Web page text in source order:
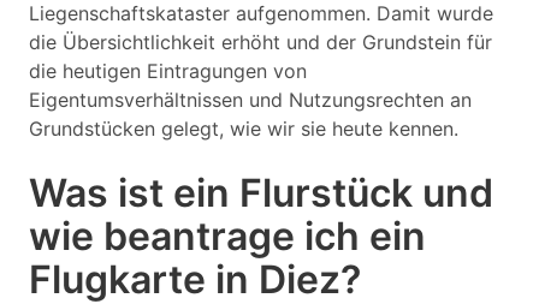
Liegenschaftskataster aufgenommen. Damit wurde
die Übersichtlichkeit erhöht und der Grundstein für
die heutigen Eintragungen von
Eigentumsverhältnissen und Nutzungsrechten an
Grundstücken gelegt, wie wir sie heute kennen.
Was ist ein Flurstück und
wie beantrage ich ein
Flugkarte in Diez?